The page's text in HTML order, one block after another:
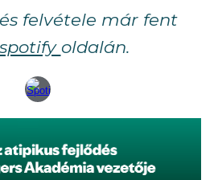
felvétele már fent
spotify oldalán.